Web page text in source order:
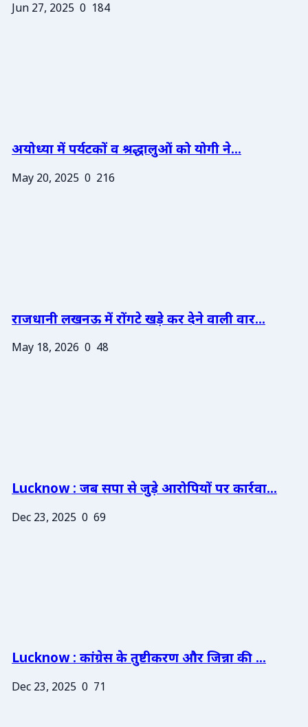
Jun 27, 2025 0 184
अयोध्या में पर्यटकों व श्रद्धालुओं को योगी ने...
May 20, 2025 0 216
राजधानी लखनऊ में रोंगटे खड़े कर देने वाली वार...
May 18, 2026 0 48
Lucknow : जब सपा से जुड़े आरोपियों पर कार्रवा...
Dec 23, 2025 0 69
Lucknow : कांग्रेस के तुष्टीकरण और जिन्ना की ...
Dec 23, 2025 0 71